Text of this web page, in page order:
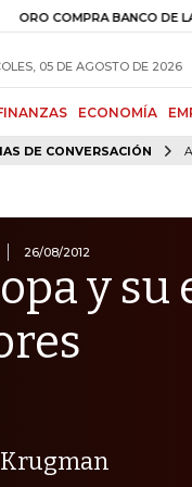
BANCO DE LA
05 DE AGOSTO DE 2026
ECONOMÍA
DE CONVERSACIÓN
26/08/2012
y